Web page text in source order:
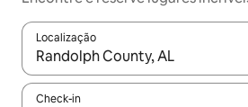
Localização
Quando os resultados estiverem
Check-in